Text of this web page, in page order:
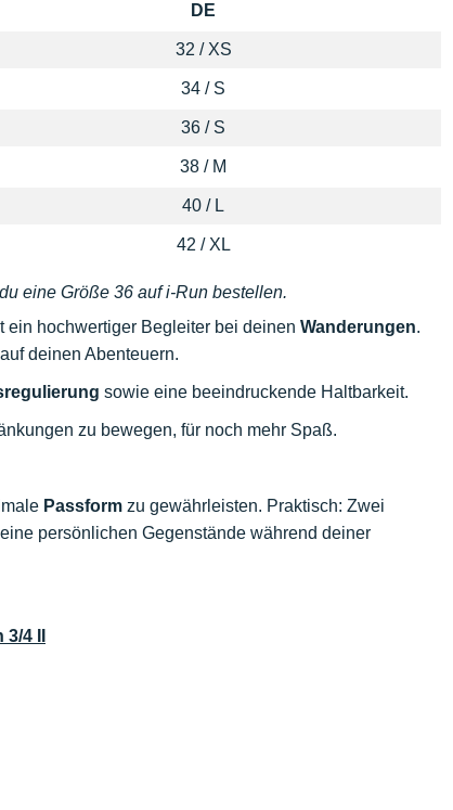
DE
32 / XS
34 / S
36 / S
38 / M
40 / L
42 / XL
eine Größe 36 auf i-Run bestellen.
ein hochwertiger Begleiter bei deinen Wanderungen.
deinen Abenteuern.
sowie eine beeindruckende Haltbarkeit.
zu bewegen, für noch mehr Spaß.
Passform zu gewährleisten. Praktisch: Zwei
persönlichen Gegenstände während deiner
4 II